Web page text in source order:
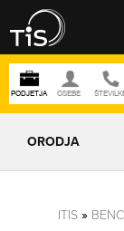
ORODJA
ITIS »